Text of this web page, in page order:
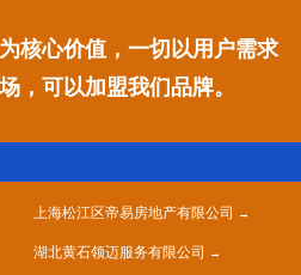
核心价值，一切以用户需求
，可以加盟我们品牌。
上海松江区帝易房地产有限公司
湖北黄石领迈服务有限公司